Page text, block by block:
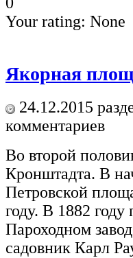
Your rating: None
Якорная
24.12.2015
комментариев
Во второй
Кронштадта. В
Петровской
году. В 1882
Пароходном
садовник Карл